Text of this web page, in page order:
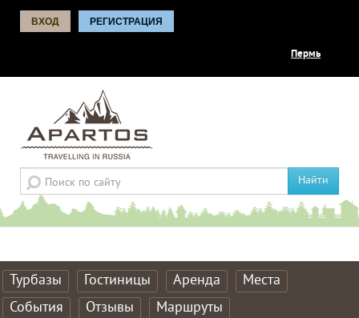
ВХОД РЕГИСТРАЦИЯ
Пермь
Найти
Турбазы Гостиницы Аренда
Места
События
Отзывы Маршруты